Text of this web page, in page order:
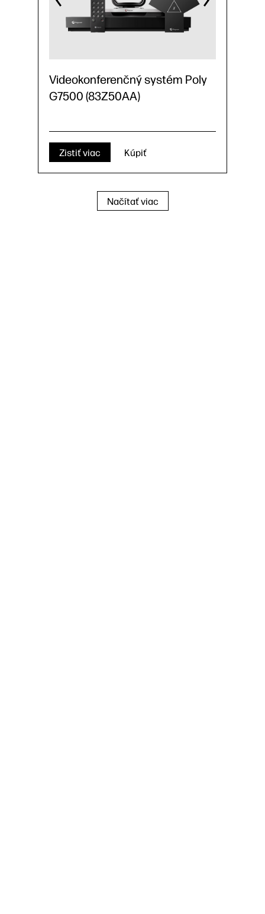
Videokonferenčný systém Poly
G7500 (83Z50AA)
Zistiť viac Kúpiť
Načítať viac